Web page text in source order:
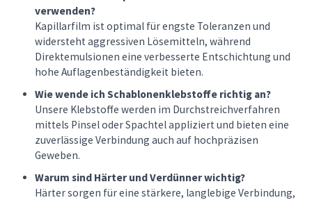
verwenden?
Kapillarfilm ist optimal für engste Toleranzen und
widersteht aggressiven Lösemitteln, während
Direktemulsionen eine verbesserte Entschichtung und
hohe Auflagenbeständigkeit bieten.
Wie wende ich Schablonenklebstoffe richtig an?
Unsere Klebstoffe werden im Durchstreichverfahren
mittels Pinsel oder Spachtel appliziert und bieten eine
zuverlässige Verbindung auch auf hochpräzisen
Geweben.
Warum sind Härter und Verdünner wichtig?
Härter sorgen für eine stärkere, langlebige Verbindung,